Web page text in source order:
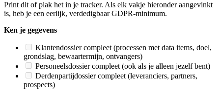
Print dit of plak het in je tracker. Als elk vakje hieronder aangevinkt
is, heb je een eerlijk, verdedigbaar GDPR-minimum.
Ken je gegevens
Klantendossier compleet (processen met data items, doel,
grondslag, bewaartermijn, ontvangers)
Personeelsdossier compleet (ook als je alleen jezelf bent)
Derdenpartijdossier compleet (leveranciers, partners,
prospects)